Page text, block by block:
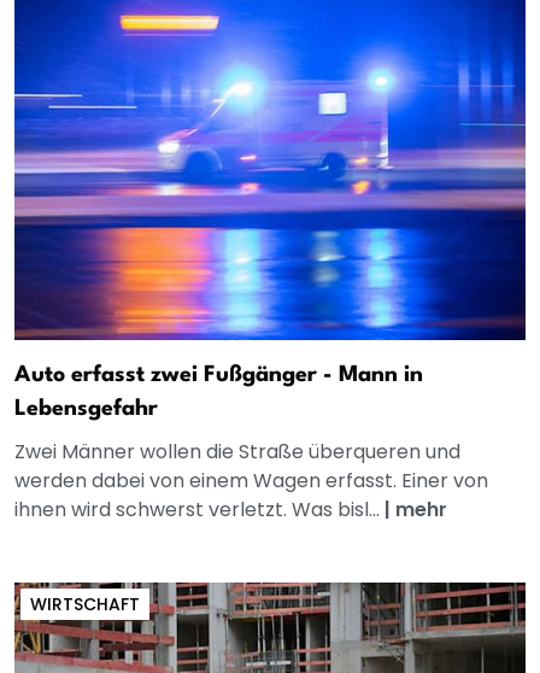
Auto erfasst zwei Fußgänger - Mann in
Lebensgefahr
Zwei Männer wollen die Straße überqueren und
werden dabei von einem Wagen erfasst. Einer von
ihnen wird schwerst verletzt. Was bisl... | mehr
WIRTSCHAFT